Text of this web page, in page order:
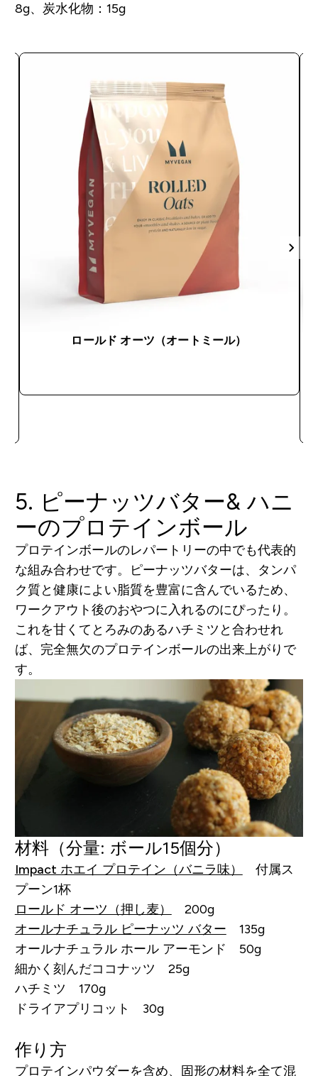
8g、炭水化物：15g
ロールド オーツ（オートミール）
5. ピーナッツバター& ハニ
ーのプロテインボール
プロテインボールのレパートリーの中でも代表的
な組み合わせです。ピーナッツバターは、タンパ
ク質と健康によい脂質を豊富に含んでいるため、
ワークアウト後のおやつに入れるのにぴったり。
これを甘くてとろみのあるハチミツと合わせれ
ば、完全無欠のプロテインボールの出来上がりで
す。
材料（分量: ボール15個分）
Impact ホエイ プロテイン（バニラ味）
付属ス
プーン1杯
ロールド オーツ（押し麦）
200g
オールナチュラル ピーナッツ バター 135g
オールナチュラル ホール アーモンド 50g
細かく刻んだココナッツ 25g
ハチミツ 170g
ドライアプリコット 30g
作り方
プロテインパウダーを含め、固形の材料を全て混